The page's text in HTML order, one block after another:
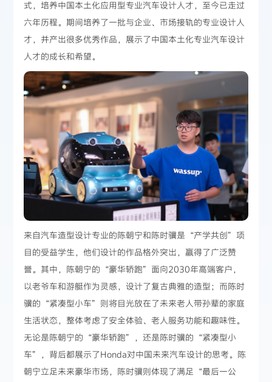
式，培养中国本土化应用型专业汽车设计人才，至今已走过
六年历程。期间培养了一批与企业、市场接轨的专业设计人
才，并产出很多优秀作品，展示了中国本土化专业汽车设计
人才的成长和希望。
来自汽车造型设计专业的陈朝宁和陈时骥是“产学共创”项
目的受益学生，他们设计的作品格外突出，赢得了广泛赞
誉。其中，陈朝宁的“豪华轿跑”面向2030年高端客户，
以老爷车和游艇作为灵感，设计了复古典雅的造型；而陈时
骥的“紧凑型小车”则将目光放在了未来老人带孙辈的家庭
生活状态，整体考虑了安全体验、老人服务功能和趣味性。
无论是陈朝宁的“豪华轿跑”，还是陈时骥的“紧凑型小
车”，背后都展示了Honda对中国未来汽车设计的思考。陈
朝宁立足未来豪华市场，陈时骥则体现了满足“最后一公